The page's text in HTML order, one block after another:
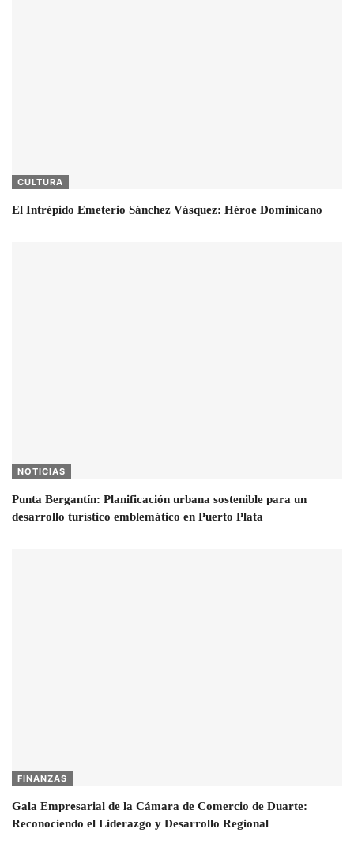
CULTURA
El Intrépido Emeterio Sánchez Vásquez: Héroe Dominicano
NOTICIAS
Punta Bergantín: Planificación urbana sostenible para un
desarrollo turístico emblemático en Puerto Plata
FINANZAS
Gala Empresarial de la Cámara de Comercio de Duarte:
Reconociendo el Liderazgo y Desarrollo Regional